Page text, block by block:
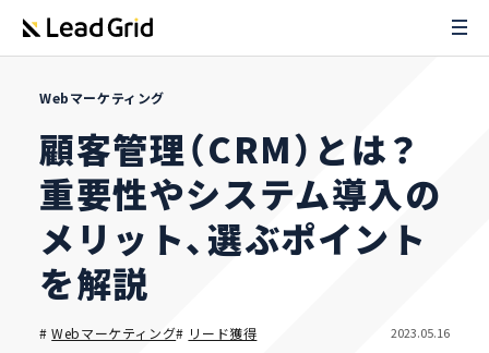
Webマーケティング
顧客管理（CRM）とは？
重要性やシステム導入の
メリット、選ぶポイント
を解説
#Webマーケティング# リード獲得 2023.05.16